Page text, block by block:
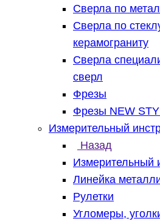
Сверла по
Сверла по
керамограниту
Сверла
сверл
Фрезы
Фрезы NEW
Измерительный
Назад
Измерительный
Линейка
Рулетки
Угломеры,